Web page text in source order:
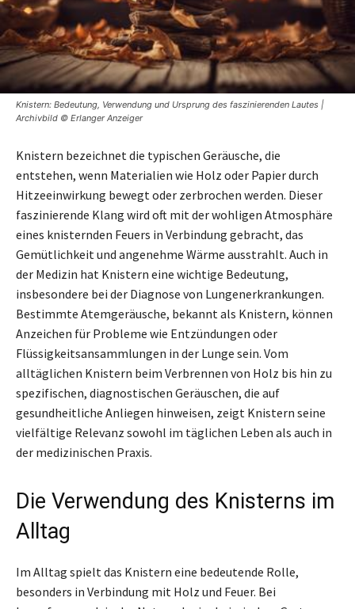
Knistern: Bedeutung, Verwendung und Ursprung des faszinierenden Lautes |
Archivbild © Erlanger Anzeiger
Knistern bezeichnet die typischen Geräusche, die
entstehen, wenn Materialien wie Holz oder Papier durch
Hitzeeinwirkung bewegt oder zerbrochen werden. Dieser
faszinierende Klang wird oft mit der wohligen Atmosphäre
eines knisternden Feuers in Verbindung gebracht, das
Gemütlichkeit und angenehme Wärme ausstrahlt. Auch in
der Medizin hat Knistern eine wichtige Bedeutung,
insbesondere bei der Diagnose von Lungenerkrankungen.
Bestimmte Atemgeräusche, bekannt als Knistern, können
Anzeichen für Probleme wie Entzündungen oder
Flüssigkeitsansammlungen in der Lunge sein. Vom
alltäglichen Knistern beim Verbrennen von Holz bis hin zu
spezifischen, diagnostischen Geräuschen, die auf
gesundheitliche Anliegen hinweisen, zeigt Knistern seine
vielfältige Relevanz sowohl im täglichen Leben als auch in
der medizinischen Praxis.
Die Verwendung des Knisterns im
Alltag
Im Alltag spielt das Knistern eine bedeutende Rolle,
besonders in Verbindung mit Holz und Feuer. Bei